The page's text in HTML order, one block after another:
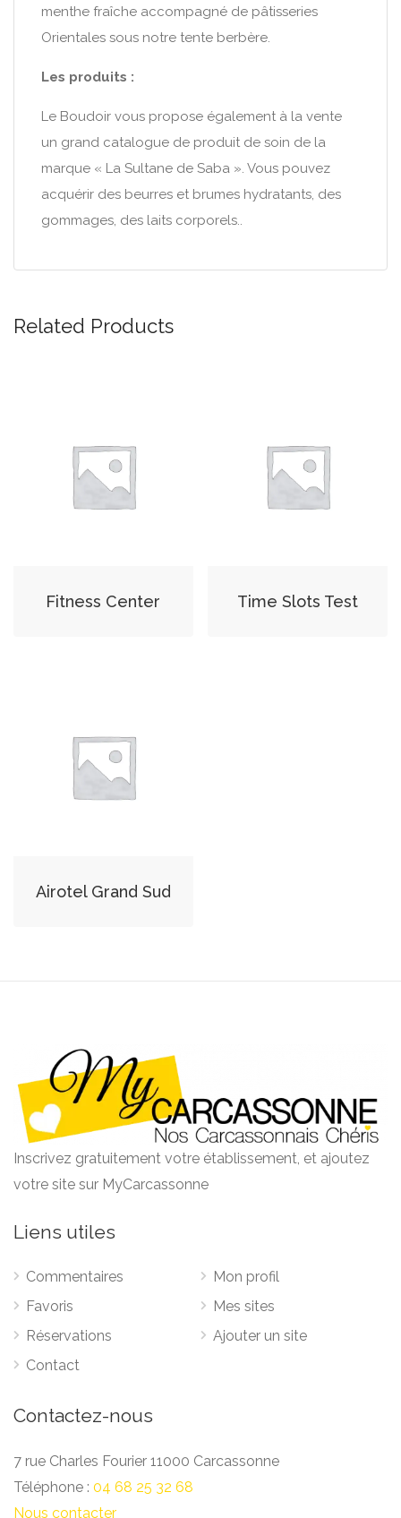
menthe fraîche accompagné de pâtisseries
Orientales sous notre tente berbère.
Les produits :
Le Boudoir vous propose également à la vente
un grand catalogue de produit de soin de la
marque « La Sultane de Saba ». Vous pouvez
acquérir des beurres et brumes hydratants, des
gommages, des laits corporels..
Related Products
Fitness Center Time Slots Test
Airotel Grand Sud
Inscrivez gratuitement votre établissement, et ajoutez
votre site sur MyCarcassonne
Liens utiles
Commentaires
Favoris
Réservations
Contact
Mon profil
Mes sites
Ajouter un site
Contactez-nous
7 rue Charles Fourier 11000 Carcassonne
Téléphone : 04 68 25 32 68
Nous contacter